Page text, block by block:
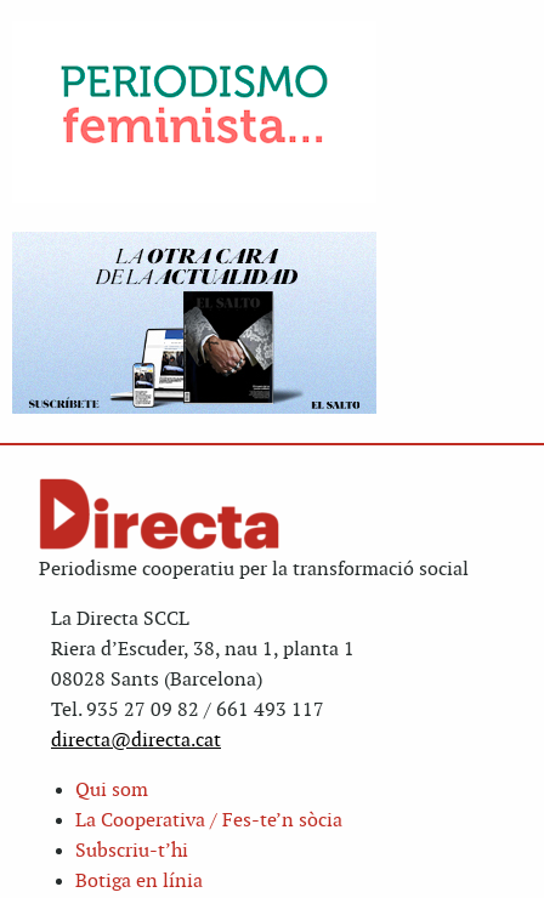
Periodisme cooperatiu per la transformació social
La Directa SCCL
Riera d’Escuder, 38, nau 1, planta 1
08028 Sants (Barcelona)
Tel. 935 27 09 82 / 661 493 117
directa@directa.cat
Qui som
La Cooperativa / Fes-te’n sòcia
Subscriu-t’hi
Botiga en línia